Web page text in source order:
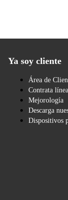
Ya soy cliente
Área de
Contrata
Mejorología
Descarga
Dispositivos